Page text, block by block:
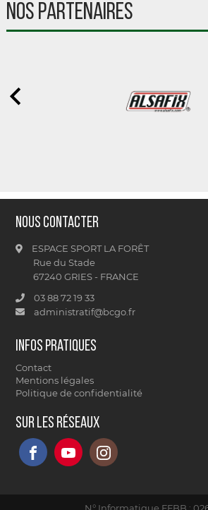
NOS PARTENAIRES
Nous contacter
ESPACE SPORT LA FORÊT
Rue du Stade
67240 GRIES - FRANCE
03 88 72 19 33
administratif@bcgo.fr
Infos pratiques
Contact
Mentions légales
Politique de confidentialité
Sur les réseaux